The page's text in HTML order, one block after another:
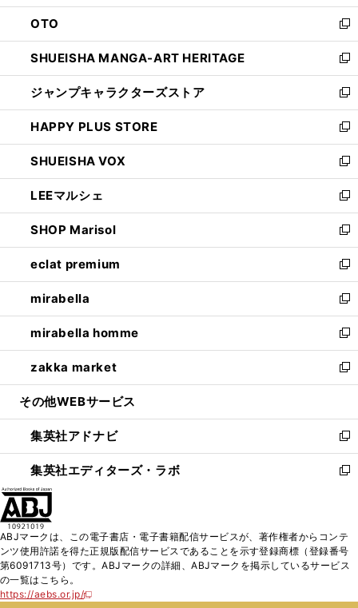
ウ
で
開
く
ン
ド
ウ
で
開
く
OTO
新
し
い
ウ
ィ
ン
ド
ウ
で
開
く
SHUEISHA MANGA-ART HERITAGE
新
し
い
ウ
ィ
ン
ド
ウ
で
開
く
ジャンプキャラクターズストア
新
し
い
ウ
ィ
ン
ド
ウ
で
開
く
HAPPY PLUS STORE
新
し
い
ウ
ィ
ン
ド
ウ
で
開
く
SHUEISHA VOX
新
し
い
ウ
ィ
ン
ド
ウ
で
開
く
LEEマルシェ
新
し
い
ウ
ィ
ン
ド
ウ
で
開
く
SHOP Marisol
新
し
い
ウ
ィ
ン
ド
ウ
で
開
eclat premium
新
し
い
ウ
ィ
ン
ド
ウ
開
く
mirabella
新
し
い
ウ
ィ
ン
ウ
で
開
く
mirabella homme
新
し
い
ウ
ン
ド
ウ
で
zakka market
新
し
ウ
ィ
ン
ド
く
その他WEBサービス
集英社アドナビ
新
し
い
ド
ウ
で
集英社エディターズ・ラボ
新
ィ
ン
ド
ABJマークは、この電子書店・電子書籍配信サービスが、著作権者からコンテ
ンツ使用許諾を得た正規版配信サービスであることを示す登録商標（登録番号
第6091713号）です。ABJマークの詳細、ABJマークを掲示しているサービス
の一覧はこちら。
https://aebs.or.jp/
新